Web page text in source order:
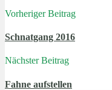
Vorheriger Beitrag
Schnatgang 2016
Nächster Beitrag
Fahne aufstellen